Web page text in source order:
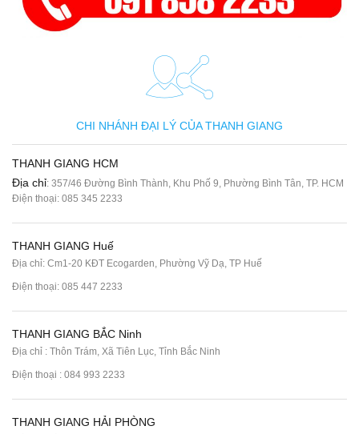
CHI NHÁNH ĐẠI LÝ CỦA THANH GIANG
THANH GIANG HCM
Địa chỉ: 357/46 Đường Bình Thành, Khu Phố 9, Phường Bình Tân, TP. HCM
Điện thoại: 085 345 2233
THANH GIANG Huế
Địa chỉ: Cm1-20 KĐT Ecogarden, Phường Vỹ Dạ, TP Huế
Điện thoại: 085 447 2233
THANH GIANG BẮC Ninh
Địa chỉ : Thôn Trám, Xã Tiên Lục, Tỉnh Bắc Ninh
Điện thoại : 084 993 2233
THANH GIANG HẢI PHÒNG